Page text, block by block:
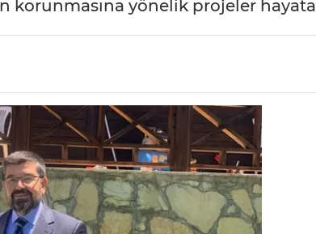
korunmasına yönelik projeler hayata